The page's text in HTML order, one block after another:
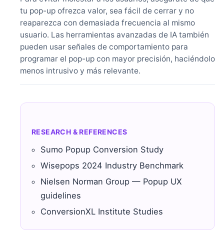
tu pop-up ofrezca valor, sea fácil de cerrar y no
reaparezca con demasiada frecuencia al mismo
usuario. Las herramientas avanzadas de IA también
pueden usar señales de comportamiento para
programar el pop-up con mayor precisión, haciéndolo
menos intrusivo y más relevante.
RESEARCH & REFERENCES
Sumo Popup Conversion Study
Wisepops 2024 Industry Benchmark
Nielsen Norman Group — Popup UX
guidelines
ConversionXL Institute Studies